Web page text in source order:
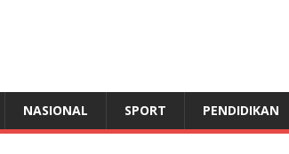
NASIONAL SPORT PENDIDIKAN